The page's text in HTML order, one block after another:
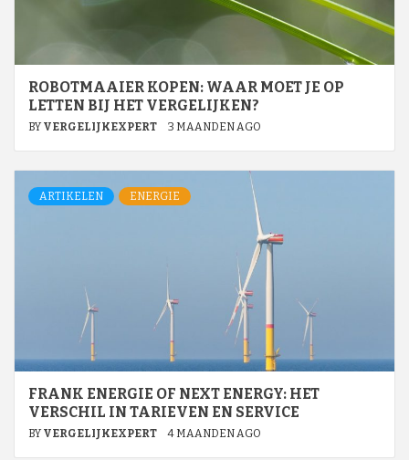
ROBOTMAAIER KOPEN: WAAR MOET JE OP
LETTEN BIJ HET VERGELIJKEN?
BY VERGELIJKEXPERT 3 MAANDEN AGO
ARTIKELEN ENERGIE
FRANK ENERGIE OF NEXT ENERGY: HET
VERSCHIL IN TARIEVEN EN SERVICE
BY VERGELIJKEXPERT 4 MAANDEN AGO